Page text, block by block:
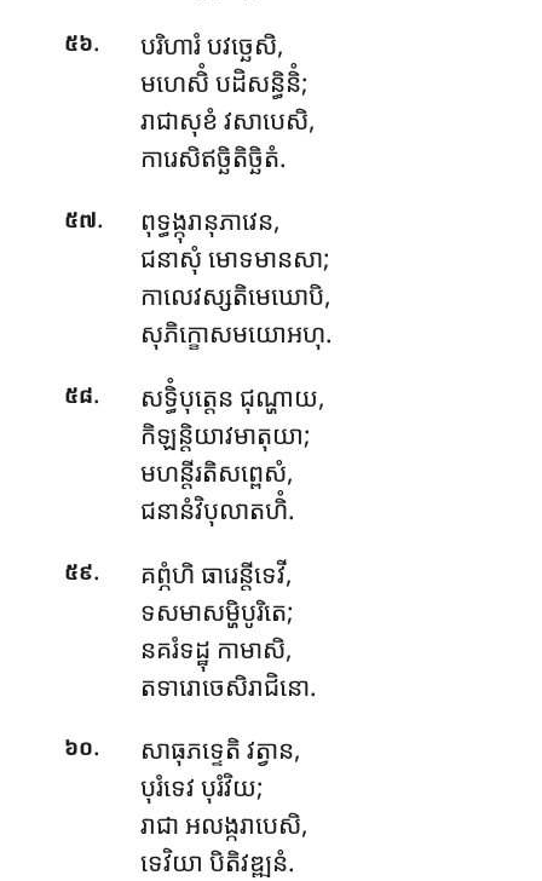
៥៦.
បរិហារំ បវច្ឆេសិ,
មហេសិំ បដិសន្ធិនិំ;
រាជាសុខំ វសាបេសិ,
ការេសិឥច្ឆិតិច្ឆិតំ.
៥៧.
ពុទ្ធង្កុរានុភាវេន,
ជនាសុំ មោទមានសា;
កាលេវស្សតិមេឃោបិ,
សុភិក្ខោសមយោអហុ.
៥៨. សទ្ធិំបុត្តេន ជុណ្ហាយ,
កិឡន្តិយាវមាតុយា;
មហន្តីរតិសព្ពេសំ,
ជនានំវិបុលាតហិំ.
៥៩.
គព្ភំហិ ធារេន្តីទេវី,
ទសមាសម្ហិបូរិតេ;
នគរំទដ្ឋុ កាមាសិ,
តទារោចេសិរាជិនោ.
៦០. សាធុភទ្ទេតិ វត្វាន,
បុរំទេវ បុរំវិយ;
រាជា អលង្ករាបេសិ,
ទេវិយា បិតិវឌ្ឍនំ.